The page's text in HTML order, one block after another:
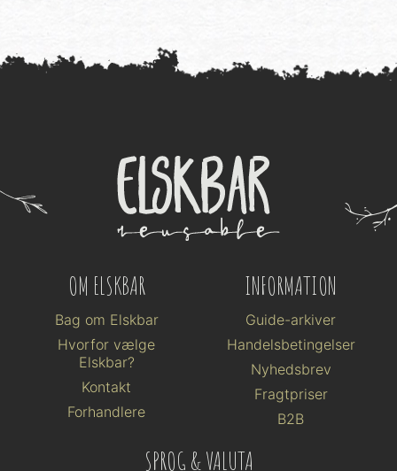
OM ELSKBAR
Bag om Elskbar
Hvorfor vælge
Elskbar?
Kontakt
Forhandlere
INFORMATION
Guide-arkiver
Handelsbetingelser
Nyhedsbrev
Fragtpriser
B2B
SPROG & VALUTA